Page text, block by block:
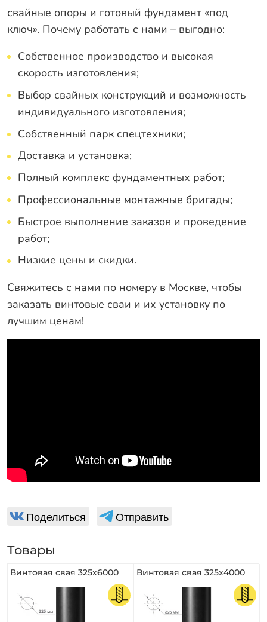
свайные опоры и готовый фундамент «под
ключ». Почему работать с нами – выгодно:
Собственное производство и высокая
скорость изготовления;
Выбор свайных конструкций и возможность
индивидуального изготовления;
Собственный парк спецтехники;
Доставка и установка;
Полный комплекс фундаментных работ;
Профессиональные монтажные бригады;
Быстрое выполнение заказов и проведение
работ;
Низкие цены и скидки.
Свяжитесь с нами по номеру в Москве, чтобы
заказать винтовые сваи и их установку по
лучшим ценам!
Поделиться Отправить
Товары
Винтовая свая 325х6000 Винтовая свая 325х4000